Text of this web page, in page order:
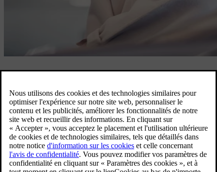
Tranquillité d'esprit
Si vous faites réparer votre véhicule dans un atelier Volvo agréé,
vous avez automatiquement droit à notre Volvo Genuine Parts
Extended Warranty ou garantie à vie sur les pièces Volvo d’origine.
En faisant réparer votre Volvo par nos experts techniciens, vous
bénéficierez de cette tranquillité d'esprit supplémentaire.
Contactez votre distributeur